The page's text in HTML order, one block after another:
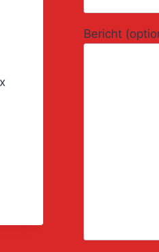
Bericht